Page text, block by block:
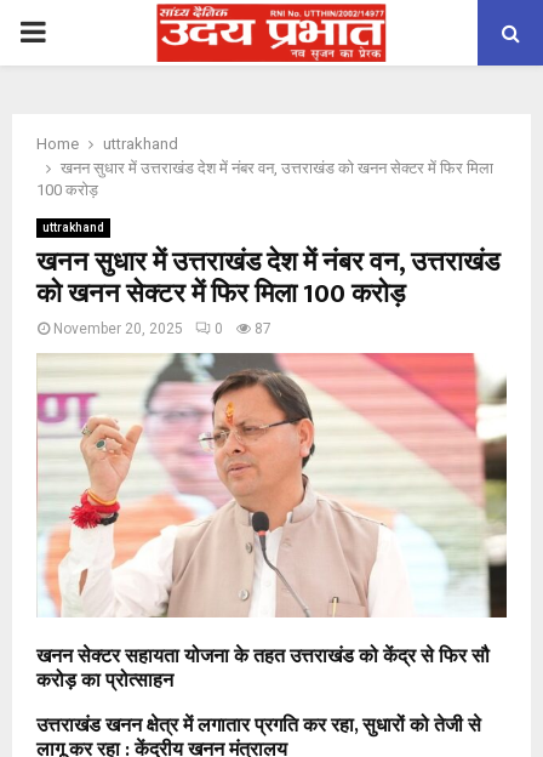
PRIMARY
Home
uttrakhand
खनन सुधार में उत्तराखंड देश में नंबर वन, उत्तराखंड को खनन सेक्टर में फिर मिला
100 करोड़
uttrakhand
खनन सुधार में उत्तराखंड देश में नंबर वन, उत्तराखंड
को खनन सेक्टर में फिर मिला 100 करोड़
November 20, 2025 0 87
खनन सेक्टर सहायता योजना के तहत उत्तराखंड को केंद्र से फिर सौ
करोड़ का प्रोत्साहन
उत्तराखंड खनन क्षेत्र में लगातार प्रगति कर रहा, सुधारों को तेजी से
लागू कर रहा : केंद्रीय खनन मंत्रालय